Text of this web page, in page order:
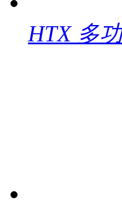
HTX 多